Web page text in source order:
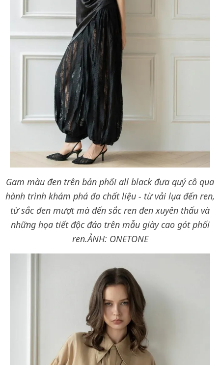
Gam màu đen trên bản phối all black đưa quý cô qua
hành trình khám phá đa chất liệu - từ vải lụa đến ren,
từ sắc đen mượt mà đến sắc ren đen xuyên thấu và
những họa tiết độc đáo trên mẫu giày cao gót phối
ren.ẢNH: ONETONE